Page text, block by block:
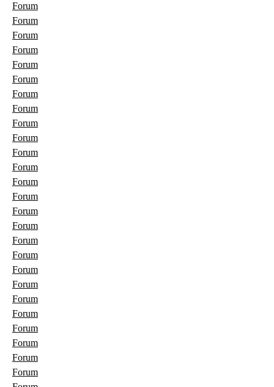
Forum
Forum
Forum
Forum
Forum
Forum
Forum
Forum
Forum
Forum
Forum
Forum
Forum
Forum
Forum
Forum
Forum
Forum
Forum
Forum
Forum
Forum
Forum
Forum
Forum
Forum